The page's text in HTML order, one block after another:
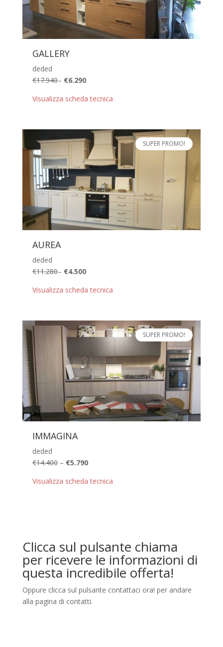
GALLERY
deded
€17.940– €6.290
Visualizza scheda tecnica
SUPER PROMO!
AUREA
deded
€11.280– €4.500
Visualizza scheda tecnica
SUPER PROMO!
IMMAGINA
deded
€14.400– €5.790
Visualizza scheda tecnica
Clicca sul pulsante chiama
per ricevere le informazioni di
questa incredibile offerta!
Oppure clicca sul pulsante contattaci ora! per andare
alla pagina di contatti.